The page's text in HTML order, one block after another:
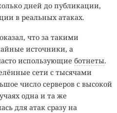
дней до публикации,
в реальных атаках.
что за такими
источники, а
использующие ботнеты.
сети с тысячами
число серверов с высокой
одна и та же
для атак сразу на